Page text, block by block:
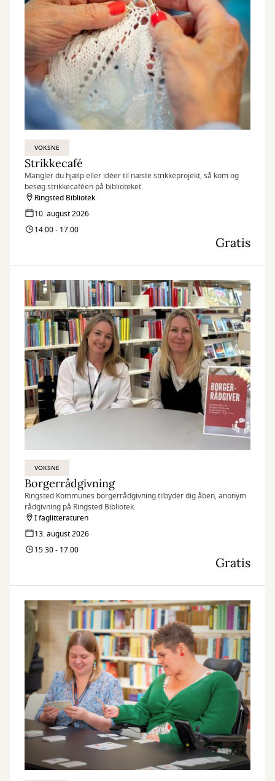
VOKSNE
Strikkecafé
Mangler du hjælp eller idéer til næste strikkeprojekt, så kom og
besøg strikkecaféen på biblioteket.
Ringsted Bibliotek
10. august 2026
14:00 - 17:00
Gratis
VOKSNE
Borgerrådgivning
Ringsted Kommunes borgerrådgivning tilbyder dig åben, anonym
rådgivning på Ringsted Bibliotek.
I faglitteraturen
13. august 2026
15:30 - 17:00
Gratis